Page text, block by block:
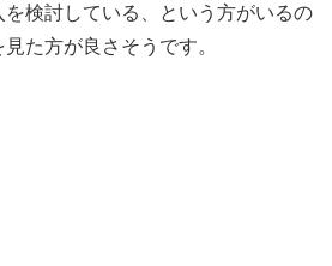
検討している、という方がいるの
た方が良さそうです。